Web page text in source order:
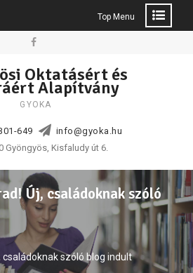
Top Menu
Oktatásért és
Alapítvány
GYOKA
649
info@gyoka.hu
Gyöngyös, Kisfaludy út 6.
Új, családoknak szóló
családoknak szóló blog indult